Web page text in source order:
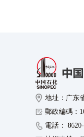
地址：广东
郵政編碼：
電話：